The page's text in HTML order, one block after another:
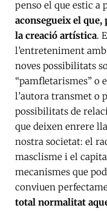
penso el que estic a
aconsegueix el
la creació artística.
l’entreteniment
noves possibilitats
“pamfletarismes” o
l’autora transmet o
possibilitats de
que deixen enrere
nostra societat: el
masclisme i el
mecanismes que
conviuen
total normalitat